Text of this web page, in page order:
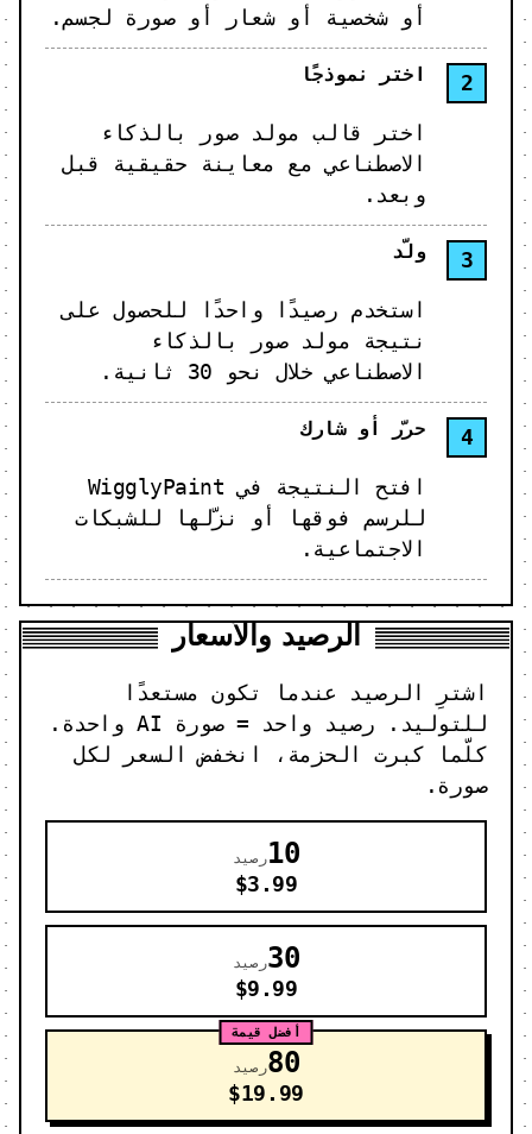
أو شخصية أو شعار أو صورة لجسم.
اختر نموذجًا
اختر قالب مولد صور بالذكاء
الاصطناعي مع معاينة حقيقية قبل
وبعد.
ولّد
استخدم رصيدًا واحدًا للحصول على
نتيجة مولد صور بالذكاء
الاصطناعي خلال نحو 30 ثانية.
حرّر أو شارك
افتح النتيجة في WigglyPaint
للرسم فوقها أو نزّلها للشبكات
الاجتماعية.
الرصيد والأسعار
اشترِ الرصيد عندما تكون مستعدًا
للتوليد. رصيد واحد = صورة AI واحدة.
كلّما كبرت الحزمة، انخفض السعر لكل
صورة.
10رصيد
$3.99
30رصيد
$9.99
أفضل قيمة
80رصيد
$19.99